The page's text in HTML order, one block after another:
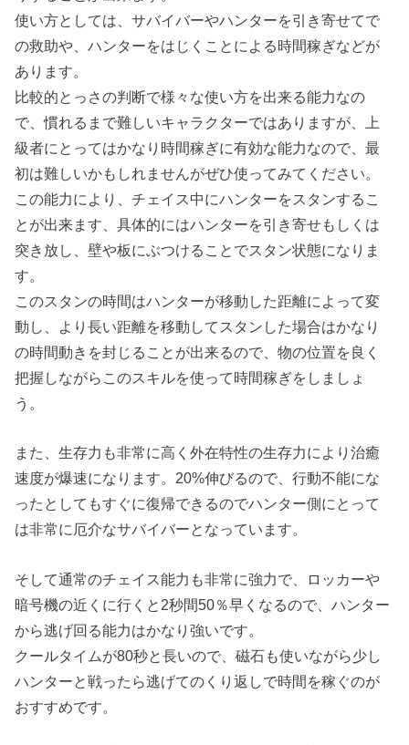
使い方としては、サバイバーやハンターを引き寄せてで
の救助や、ハンターをはじくことによる時間稼ぎなどが
あります。
比較的とっさの判断で様々な使い方を出来る能力なの
で、慣れるまで難しいキャラクターではありますが、上
級者にとってはかなり時間稼ぎに有効な能力なので、最
初は難しいかもしれませんがぜひ使ってみてください。
この能力により、チェイス中にハンターをスタンするこ
とが出来ます、具体的にはハンターを引き寄せもしくは
突き放し、壁や板にぶつけることでスタン状態になりま
す。
このスタンの時間はハンターが移動した距離によって変
動し、より長い距離を移動してスタンした場合はかなり
の時間動きを封じることが出来るので、物の位置を良く
把握しながらこのスキルを使って時間稼ぎをしましょ
う。
また、生存力も非常に高く外在特性の生存力により治癒
速度が爆速になります。20%伸びるので、行動不能にな
ったとしてもすぐに復帰できるのでハンター側にとって
は非常に厄介なサバイバーとなっています。
そして通常のチェイス能力も非常に強力で、ロッカーや
暗号機の近くに行くと2秒間50％早くなるので、ハンター
から逃げ回る能力はかなり強いです。
クールタイムが80秒と長いので、磁石も使いながら少し
ハンターと戦ったら逃げてのくり返しで時間を稼ぐのが
おすすめです。